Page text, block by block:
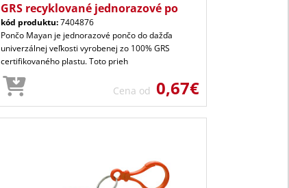
GRS recyklované jednorazové po
kód produktu:7404876
Pončo Mayan je jednorazové pončo do dažďa
univerzálnej veľkosti vyrobenej zo 100% GRS
certifikovaného plastu. Toto prieh
Cena od 0,67€